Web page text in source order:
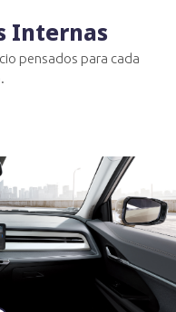
Internas
pensados para cada